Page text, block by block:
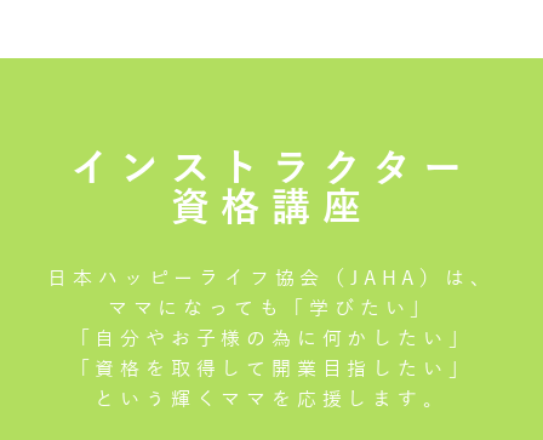
インストラクター
資格講座
日本ハッピーライフ協会（JAHA）は、
ママになっても「学びたい」
「自分やお子様の為に何かしたい」
「資格を取得して開業目指したい」
という輝くママを応援します。